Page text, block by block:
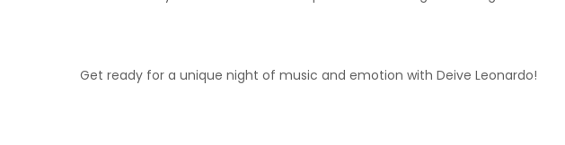
Get ready for a unique night of music and emotion with Deive Leonardo!